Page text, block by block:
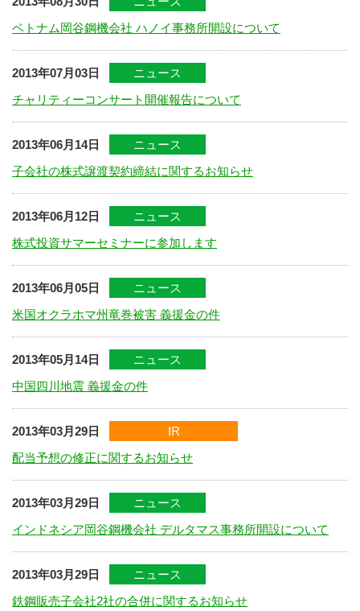
ベトナム岡谷鋼機会社 ハノイ事務所開設について
2013年07月03日
ニュース
チャリティーコンサート開催報告について
2013年06月14日
ニュース
子会社の株式譲渡契約締結に関するお知らせ
2013年06月12日
ニュース
株式投資サマーセミナーに参加します
2013年06月05日
ニュース
米国オクラホマ州竜巻被害 義援金の件
2013年05月14日
ニュース
中国四川地震 義援金の件
2013年03月29日
IR
配当予想の修正に関するお知らせ
2013年03月29日
ニュース
インドネシア岡谷鋼機会社 デルタマス事務所開設について
2013年03月29日
ニュース
鉄鋼販売子会社2社の合併に関するお知らせ